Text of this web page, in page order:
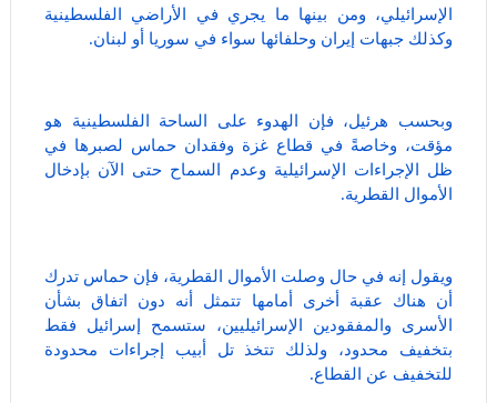
الإسرائيلي، ومن بينها ما يجري في الأراضي الفلسطينية
وكذلك جبهات إيران وحلفائها سواء في سوريا أو لبنان.
وبحسب هرئيل، فإن الهدوء على الساحة الفلسطينية هو
مؤقت، وخاصةً في قطاع غزة وفقدان حماس لصبرها في
ظل الإجراءات الإسرائيلية وعدم السماح حتى الآن بإدخال
الأموال القطرية.
ويقول إنه في حال وصلت الأموال القطرية، فإن حماس تدرك
أن هناك عقبة أخرى أمامها تتمثل أنه دون اتفاق بشأن
الأسرى والمفقودين الإسرائيليين، ستسمح إسرائيل فقط
بتخفيف محدود، ولذلك تتخذ تل أبيب إجراءات محدودة
للتخفيف عن القطاع.